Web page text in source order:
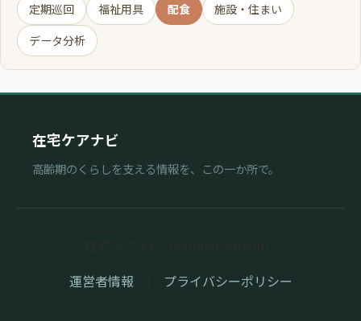
定期巡回
福祉用具 配食
施設・住まい
データ分析
在宅ケアナビ
高齢期のくらしを支える情報を、この一か所で。
運営者情報
プライバシーポリシー